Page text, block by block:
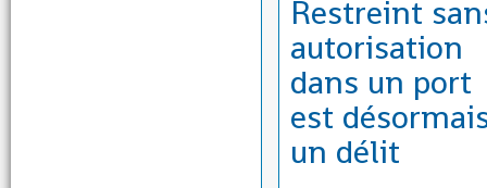
Restreint
autorisation
dans un port
est
un délit